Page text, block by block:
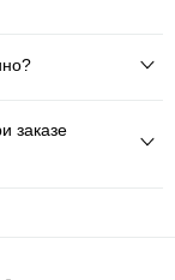
заказе